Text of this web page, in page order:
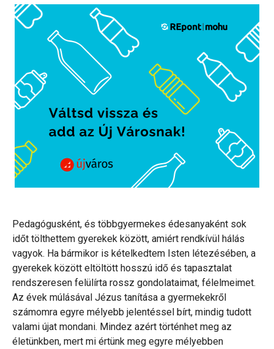
Pedagógusként, és többgyermekes édesanyaként sok
időt tölthettem gyerekek között, amiért rendkívül hálás
vagyok. Ha bármikor is kételkedtem Isten létezésében, a
gyerekek között eltöltött hosszú idő és tapasztalat
rendszeresen felülírta rossz gondolataimat, félelmeimet.
Az évek múlásával Jézus tanítása a gyermekekről
számomra egyre mélyebb jelentéssel bírt, mindig tudott
valami újat mondani. Mindez azért történhet meg az
életünkben, mert mi értünk meg egyre mélyebben